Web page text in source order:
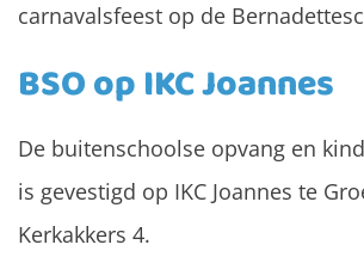
carnavalsfeest op de
BSO op IKC Joannes
De buitenschoolse opvang en
is gevestigd op IKC Joannes te
Kerkakkers 4.